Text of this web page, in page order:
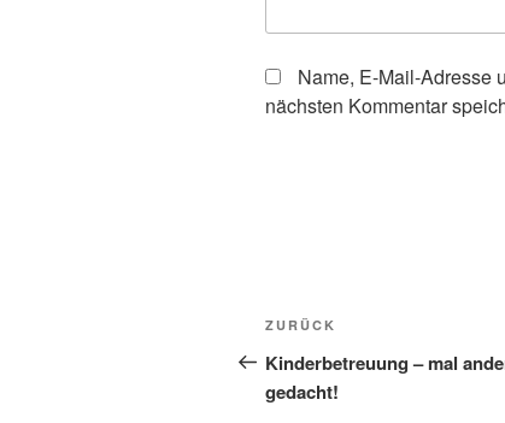
Name, E-Mail-Adresse
nächsten Kommentar
Beitragsnavigation
Vorheriger
Beitrag
ZURÜCK
Kinderbetreuung – mal
gedacht!